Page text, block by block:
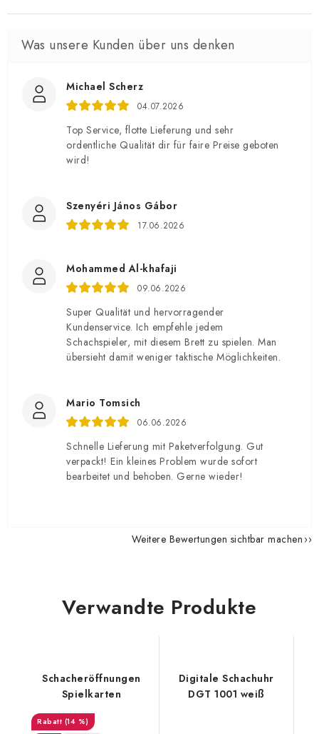
Michael Scherz
04.07.2026
Top Service, flotte Lieferung und sehr
ordentliche Qualität dir für faire Preise geboten
wird!
Szenyéri János Gábor
17.06.2026
Mohammed Al-khafaji
09.06.2026
Super Qualität und hervorragender
Kundenservice. Ich empfehle jedem
Schachspieler, mit diesem Brett zu spielen. Man
übersieht damit weniger taktische Möglichkeiten.
Mario Tomsich
06.06.2026
Schnelle Lieferung mit Paketverfolgung. Gut
verpackt! Ein kleines Problem wurde sofort
bearbeitet und behoben. Gerne wieder!
Weitere Bewertungen sichtbar machen
Verwandte Produkte
Schacheröffnungen
Spielkarten
(14 %)
Digitale Schachuhr
DGT 1001 weiß